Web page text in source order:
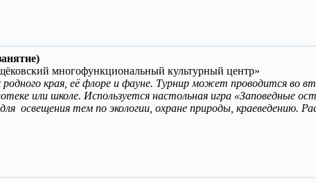
многофункциональный культурный центр»
края, её флоре и фауне. Турнир может проводится во
или школе. Используется настольная игра «Заповедные
освещения тем по экологии, охране природы, краеведению.